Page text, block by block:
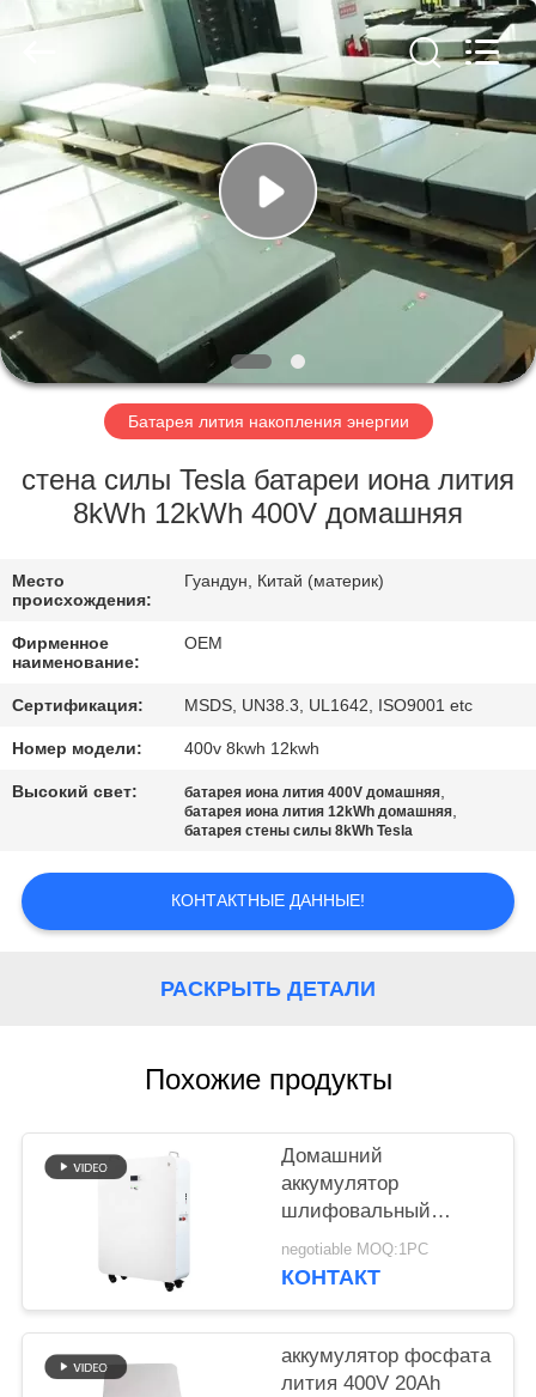
ДОМ
ПРОДУКТЫ
О
НАС
ПУТЕШЕСТВИЕ
ФАБРИКИ
ПРОВЕРКА
СВЯЖИТЕСЬ
МЫ
BLOG
СПРОСИТЕ
КАРТА
Commerce
Reserved.
Батарея лития накопления энергии
стена силы Tesla батареи иона лития
8kWh 12kWh 400V домашняя
Место
происхождения:
Гуандун, Китай (материк)
Фирменное
наименование:
OEM
Сертификация: MSDS, UN38.3, UL1642, ISO9001 etc
Номер модели: 400v 8kwh 12kwh
Высокий свет: батарея иона лития 400V домашняя,
батарея иона лития 12kWh домашняя,
батарея стены силы 8kWh Tesla
КОНТАКТНЫЕ ДАННЫЕ!
РАСКРЫТЬ ДЕТАЛИ
Похожие продукты
Домашний
аккумулятор
шлифовальный
суппорт модульного
проектирования 20
солнечной системы
решетки
negotiable MOQ:1PC
КОНТАКТ
аккумулятор фосфата
лития 400V 20Ah